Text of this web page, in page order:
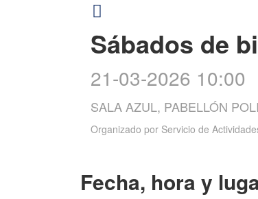
Sábados de
21-03-2026 10:00
SALA AZUL, PABELLÓN
Organizado por Servicio de
Fecha, hora y